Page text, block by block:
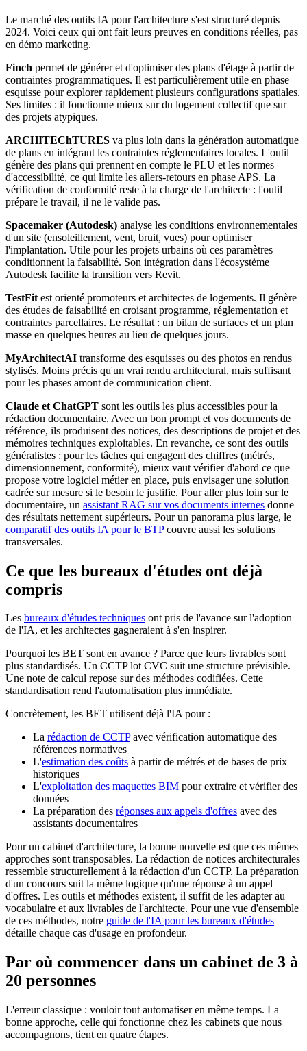
Le marché des outils IA pour l'architecture s'est structuré depuis
2024. Voici ceux qui ont fait leurs preuves en conditions réelles, pas
en démo marketing.
Finch permet de générer et d'optimiser des plans d'étage à partir de
contraintes programmatiques. Il est particulièrement utile en phase
esquisse pour explorer rapidement plusieurs configurations spatiales.
Ses limites : il fonctionne mieux sur du logement collectif que sur
des projets atypiques.
ARCHITEChTURES va plus loin dans la génération automatique
de plans en intégrant les contraintes réglementaires locales. L'outil
génère des plans qui prennent en compte le PLU et les normes
d'accessibilité, ce qui limite les allers-retours en phase APS. La
vérification de conformité reste à la charge de l'architecte : l'outil
prépare le travail, il ne le valide pas.
Spacemaker (Autodesk) analyse les conditions environnementales
d'un site (ensoleillement, vent, bruit, vues) pour optimiser
l'implantation. Utile pour les projets urbains où ces paramètres
conditionnent la faisabilité. Son intégration dans l'écosystème
Autodesk facilite la transition vers Revit.
TestFit est orienté promoteurs et architectes de logements. Il génère
des études de faisabilité en croisant programme, réglementation et
contraintes parcellaires. Le résultat : un bilan de surfaces et un plan
masse en quelques heures au lieu de quelques jours.
MyArchitectAI transforme des esquisses ou des photos en rendus
stylisés. Moins précis qu'un vrai rendu architectural, mais suffisant
pour les phases amont de communication client.
Claude et ChatGPT sont les outils les plus accessibles pour la
rédaction documentaire. Avec un bon prompt et vos documents de
référence, ils produisent des notices, des descriptions de projet et des
mémoires techniques exploitables. En revanche, ce sont des outils
généralistes : pour les tâches qui engagent des chiffres (métrés,
dimensionnement, conformité), mieux vaut vérifier d'abord ce que
propose votre logiciel métier en place, puis envisager une solution
cadrée sur mesure si le besoin le justifie. Pour aller plus loin sur le
documentaire, un assistant RAG sur vos documents internes donne
des résultats nettement supérieurs. Pour un panorama plus large, le
comparatif des outils IA pour le BTPcouvre aussi les solutions
transversales.
Ce que les bureaux d'études ont déjà
compris
Les bureaux d'études techniques ont pris de l'avance sur l'adoption
de l'IA, et les architectes gagneraient à s'en inspirer.
Pourquoi les BET sont en avance ? Parce que leurs livrables sont
plus standardisés. Un CCTP lot CVC suit une structure prévisible.
Une note de calcul repose sur des méthodes codifiées. Cette
standardisation rend l'automatisation plus immédiate.
Concrètement, les BET utilisent déjà l'IA pour :
La rédaction de CCTPavec vérification automatique des
références normatives
L'estimation des coûts à partir de métrés et de bases de prix
historiques
L'exploitation des maquettes BIM pour extraire et vérifier des
données
La préparation des réponses aux appels d'offres avec des
assistants documentaires
Pour un cabinet d'architecture, la bonne nouvelle est que ces mêmes
approches sont transposables. La rédaction de notices architecturales
ressemble structurellement à la rédaction d'un CCTP. La préparation
d'un concours suit la même logique qu'une réponse à un appel
d'offres. Les outils et méthodes existent, il suffit de les adapter au
vocabulaire et aux livrables de l'architecte. Pour une vue d'ensemble
de ces méthodes, notre guide de l'IA pour les bureaux d'études
détaille chaque cas d'usage en profondeur.
Par où commencer dans un cabinet de 3 à
20 personnes
L'erreur classique : vouloir tout automatiser en même temps. La
bonne approche, celle qui fonctionne chez les cabinets que nous
accompagnons, tient en quatre étapes.